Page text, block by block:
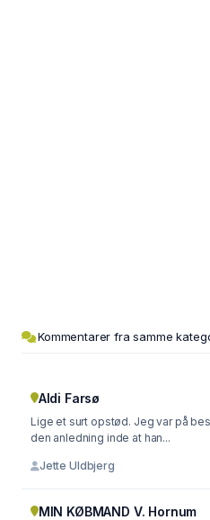
Kommentarer fra samme
Aldi Farsø
Lige et surt opstød. Jeg var på
den anledning inde at han...
Jette Uldbjerg
MIN KØBMAND V. Hornum